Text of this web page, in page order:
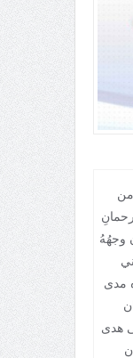
وجهُهُ
مدى
هدى